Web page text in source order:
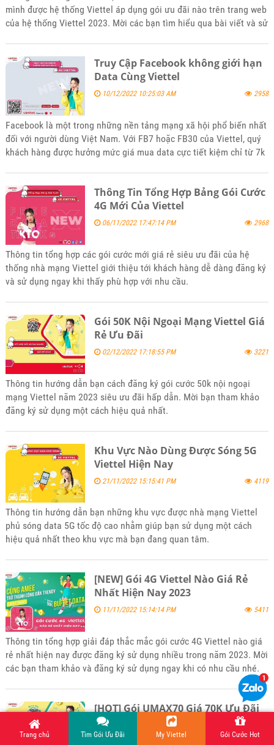
mình được hệ thống Viettel áp dụng gói ưu đãi nào trên trang web
của hệ thống Viettel 2023. Mời các bạn tìm hiểu qua bài viết và sử
Truy Cập Facebook không giới hạn
Data Cùng Viettel
10/12/2022 10:25:03 AM 2958
Facebook là một trong những nền tảng mạng xã hội phổ biến nhất
đối với người dùng Việt Nam. Với FB7 hoặc FB30 của Viettel, quý
khách hàng được hưởng mức giá mua data cực tiết kiệm chỉ từ 7k
Thông Tin Tổng Hợp Bảng Gói Cước
4G Mới Của Viettel
06/11/2022 17:47:14 PM 2968
Thông tin tổng hợp các gói cước mới giá rẻ siêu ưu đãi của hệ
thống nhà mạng Viettel giới thiệu tới khách hàng dễ dàng đăng ký
và sử dụng ngay khi thấy phù hợp với nhu cầu.
Gói 50K Nội Ngoại Mạng Viettel Giá
Rẻ Ưu Đãi
02/12/2022 17:18:55 PM 3221
Thông tin hướng dẫn bạn cách đăng ký gói cước 50k nội ngoại
mạng Viettel năm 2023 siêu ưu đãi hấp dẫn. Mời bạn tham khảo
đăng ký sử dụng một cách hiệu quả nhất.
Khu Vực Nào Dùng Được Sóng 5G
Viettel Hiện Nay
21/11/2022 15:15:41 PM 4119
Thông tin hướng dẫn bạn những khu vực được nhà mạng Viettel
phủ sóng data 5G tốc độ cao nhằm giúp bạn sử dụng một cách
hiệu quả nhất theo khu vực mà bạn đang quan tâm.
[NEW] Gói 4G Viettel Nào Giá Rẻ
Nhất Hiện Nay 2023
11/11/2022 15:14:14 PM 5411
Thông tin tổng hợp giải đáp thắc mắc gói cước 4G Viettel nào giá
rẻ nhất hiện nay được đăng ký sử dụng nhiều trong năm 2023. Mời
các bạn tham khảo và đăng ký sử dụng ngay khi có nhu cầu nhé.
[HOT] Gói UMAX70 Giá 70K Ưu Đãi
Free data tốc độ cao Viettel
04/11/2022 16:29:09 PM 3418
Trang chủ Tìm Gói Ưu Đãi My Viettel Gói Cước Hot